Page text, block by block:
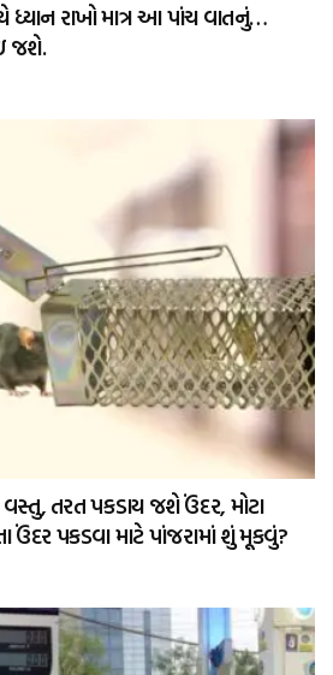
ધ્યાન રાખો માત્ર આ પાંચ વાતનું…
જશે.
તરત પકડાય જશે ઉંદર, મોટા
ઉંદર પકડવા માટે પાંજરામાં શું મૂકવું?